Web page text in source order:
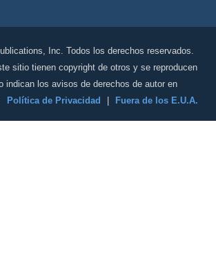
Inc. Todos los derechos reservados.
sitio tienen copyright de otros y se reproducen
indican los avisos de derechos de autor en
Política de Privacidad Fuera de los E.U.A.